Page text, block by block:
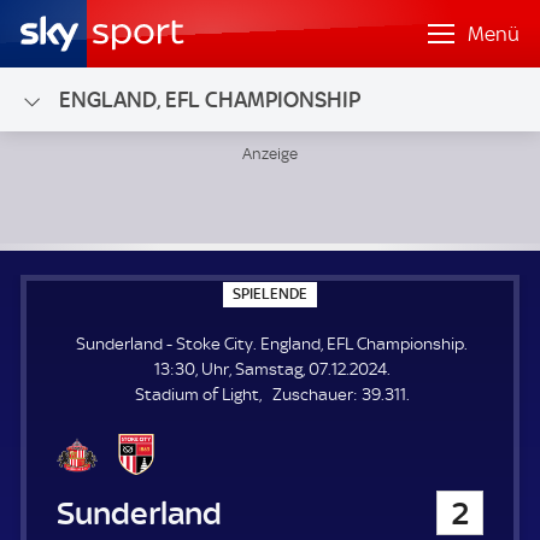
Menü
ENGLAND, EFL CHAMPIONSHIP
SPIELENDE
P
E
L
E
N
Sunderland - Stoke City. England, EFL Championship.
13:30, Uhr, Samstag, 07.12.2024.
Stadium of Light
Zuschauer: Z
39.311.
Sunderland 2